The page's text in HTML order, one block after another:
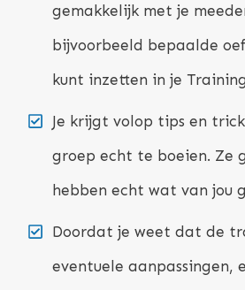
gemakkelijk met je
bijvoorbeeld bepaalde
kunt inzetten in je
Je krijgt volop tips en
groep echt te boeien. Ze
hebben echt wat van jou
Doordat je weet dat de
eventuele aanpassingen,